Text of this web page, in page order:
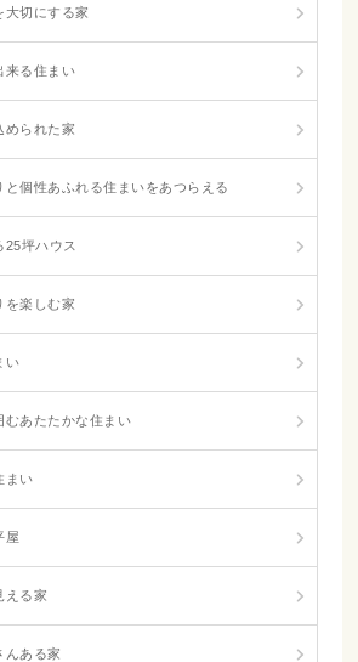
大切にする家
来る住まい
められた家
と個性あふれる住まいをあつらえる
25坪ハウス
を楽しむ家
い
むあたたかな住まい
まい
屋
える家
んある家